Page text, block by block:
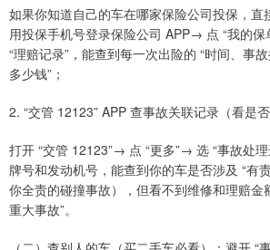
如果你知道自己的车在哪家保险公司投保，直
用投保手机号登录保险公司 APP→ 点 “我的
“理赔记录”，能查到每一次出险的 “时间、事
多少钱”；
2. “交管 12123” APP 查事故关联记录（看是否
打开 “交管 12123”→ 点 “更多”→ 选 “事故处
牌号和发动机号，能查到你的车是否涉及 “有
你全责的碰撞事故），但看不到维修和理赔金
重大事故”。